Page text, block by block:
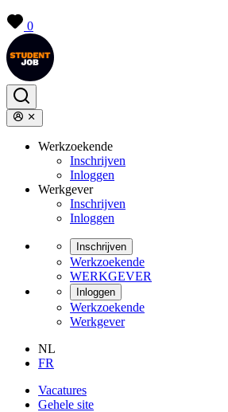
0
Werkzoekende
Inschrijven
Inloggen
Werkgever
Inschrijven
Inloggen
Inschrijven
Werkzoekende
WERKGEVER
Inloggen
Werkzoekende
Werkgever
NL
FR
Vacatures
Gehele site